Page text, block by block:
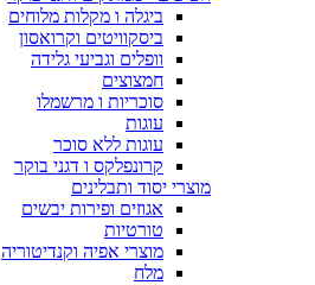
ביגלה ו מקלות מלוחים
ביסקוויטים וקרואסון
וופלים וגביעי גלידה
חמצוצים
סוכריות ו מרשמלו
עוגות
עוגות ללא סוכר
קרונפלקס ו דגני בוקר
מוצרי יסוד ותבלינים
אגוזים ופירות יבשים
טורטיות
מוצרי אפיה וקנדיטוריה
מלח